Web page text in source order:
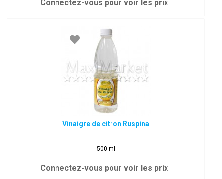
Connectez-vous pour voir les prix
Vinaigre de citron Ruspina
500 ml
Connectez-vous pour voir les prix